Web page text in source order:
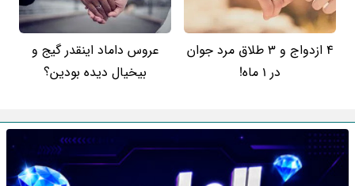
4 ازدواج و 3 طلاق مرد جوان
در 1 ماه!
عروس داماد اینقدر گیج و
بیخیال دیده بودین؟